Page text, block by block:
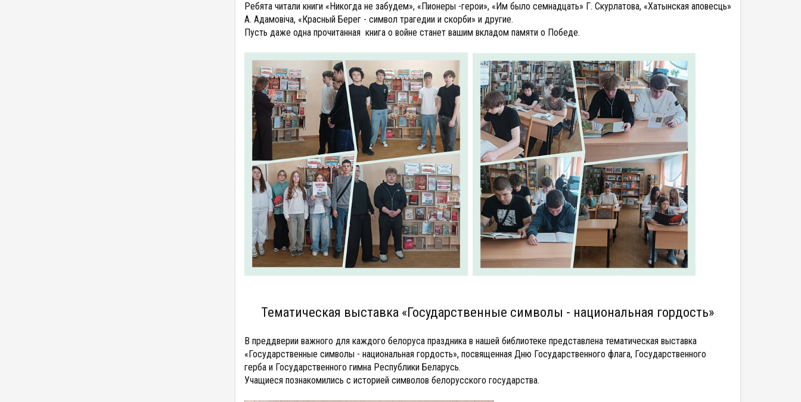
Ребята читали книги «Никогда не забудем», «Пионеры -герои», «Им было семнадцать» Г. Скурлатова, «Хатынская аповесць»
А. Адамовiча, «Красный Берег - символ трагедии и скорби» и другие.
Пусть даже одна прочитанная книга о войне станет вашим вкладом памяти о Победе.
Тематическая выставка «Государственные символы - национальная гордость»
В преддверии важного для каждого белоруса праздника в нашей библиотеке представлена тематическая выставка
«Государственные символы - национальная гордость», посвященная Дню Государственного флага, Государственного
герба и Государственного гимна Республики Беларусь.
Учащиеся познакомились с историей символов белорусского государства.